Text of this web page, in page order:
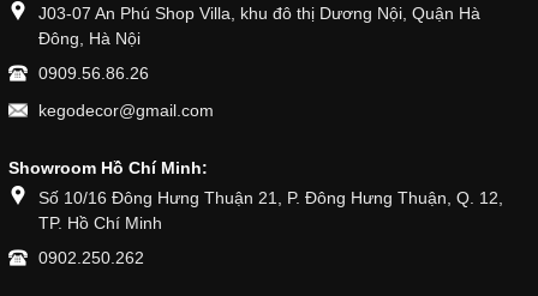
J03-07 An Phú Shop Villa, khu đô thị Dương Nội, Quận Hà
Đông, Hà Nội
0909.56.86.26
kegodecor@gmail.com
Showroom Hồ Chí Minh:
Số 10/16 Đông Hưng Thuận 21, P. Đông Hưng Thuận, Q. 12,
TP. Hồ Chí Minh
0902.250.262